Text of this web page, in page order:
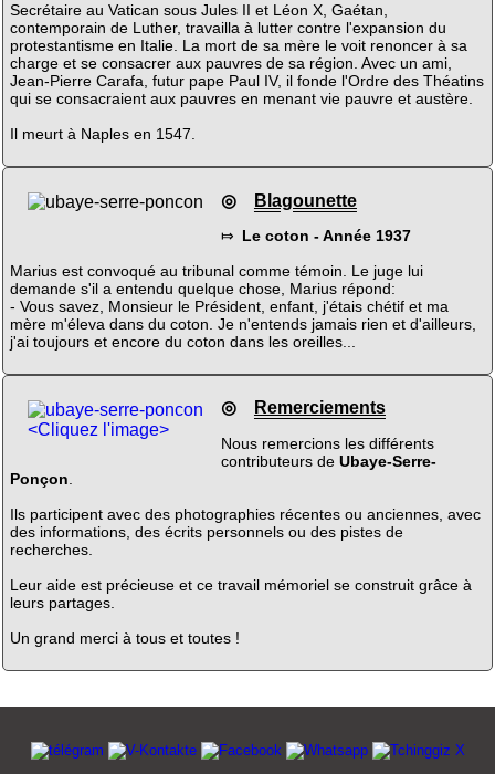
Secrétaire au Vatican sous Jules II et Léon X, Gaétan,
contemporain de Luther, travailla à lutter contre l'expansion du
protestantisme en Italie. La mort de sa mère le voit renoncer à sa
charge et se consacrer aux pauvres de sa région. Avec un ami,
Jean-Pierre Carafa, futur pape Paul IV, il fonde l'Ordre des Théatins
qui se consacraient aux pauvres en menant vie pauvre et austère.
Il meurt à Naples en 1547.
◎ Blagounette
⤇ Le coton - Année 1937
Marius est convoqué au tribunal comme témoin. Le juge lui
demande s'il a entendu quelque chose, Marius répond:
- Vous savez, Monsieur le Président, enfant, j'étais chétif et ma
mère m'éleva dans du coton. Je n'entends jamais rien et d'ailleurs,
j'ai toujours et encore du coton dans les oreilles...
<Cliquez l'image>
◎ Remerciements
Nous remercions les différents
contributeurs de Ubaye-Serre-
Ponçon
Ils participent avec des photographies récentes ou anciennes, avec
des informations, des écrits personnels ou des pistes de
recherches.
Leur aide est précieuse et ce travail mémoriel se construit grâce à
leurs partages.
Un grand merci à tous et toutes !